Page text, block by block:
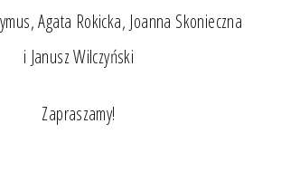
Agata Rokicka, Joanna Skonieczna
i Janusz Wilczyński
Zapraszamy!